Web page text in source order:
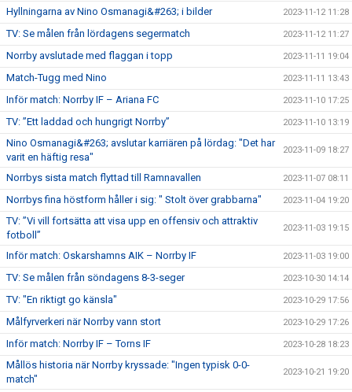
Hyllningarna av Nino Osmanagi&#263; i bilder 2023-11-12 11:28
TV: Se målen från lördagens segermatch 2023-11-12 11:27
Norrby avslutade med flaggan i topp 2023-11-11 19:04
Match-Tugg med Nino 2023-11-11 13:43
Inför match: Norrby IF – Ariana FC 2023-11-10 17:25
TV: ”Ett laddad och hungrigt Norrby” 2023-11-10 13:19
Nino Osmanagi&#263; avslutar karriären på lördag: "Det har
varit en häftig resa"
2023-11-09 18:27
Norrbys sista match flyttad till Ramnavallen 2023-11-07 08:11
Norrbys fina höstform håller i sig: " Stolt över grabbarna" 2023-11-04 19:20
TV: ”Vi vill fortsätta att visa upp en offensiv och attraktiv
fotboll”
2023-11-03 19:15
Inför match: Oskarshamns AIK – Norrby IF 2023-11-03 19:00
TV: Se målen från söndagens 8-3-seger 2023-10-30 14:14
TV: "En riktigt go känsla" 2023-10-29 17:56
Målfyrverkeri när Norrby vann stort 2023-10-29 17:26
Inför match: Norrby IF – Torns IF 2023-10-28 18:23
Mållös historia när Norrby kryssade: "Ingen typisk 0-0-
match"
2023-10-21 19:20